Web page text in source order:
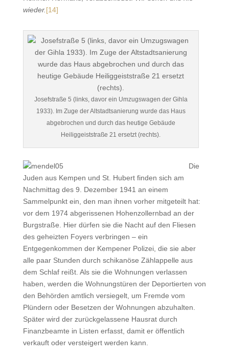
wieder. [14]
Josefstraße 5 (links, davor ein Umzugswagen der Gihla
1933). Im Zuge der Altstadtsanierung wurde das Haus
abgebrochen und durch das heutige Gebäude
Heiliggeiststraße 21 ersetzt (rechts).
Die
Juden aus Kempen und St. Hubert finden sich am
Nachmittag des 9. Dezember 1941 an einem
Sammelpunkt ein, den man ihnen vorher mitgeteilt hat:
vor dem 1974 abgerissenen Hohenzollernbad an der
Burgstraße. Hier dürfen sie die Nacht auf den Fliesen
des geheizten Foyers verbringen – ein
Entgegenkommen der Kempener Polizei, die sie aber
alle paar Stunden durch schikanöse Zählappelle aus
dem Schlaf reißt. Als sie die Wohnungen verlassen
haben, werden die Wohnungstüren der Deportierten von
den Behörden amtlich versiegelt, um Fremde vom
Plündern oder Besetzen der Wohnungen abzuhalten.
Später wird der zurückgelassene Hausrat durch
Finanzbeamte in Listen erfasst, damit er öffentlich
verkauft oder versteigert werden kann.